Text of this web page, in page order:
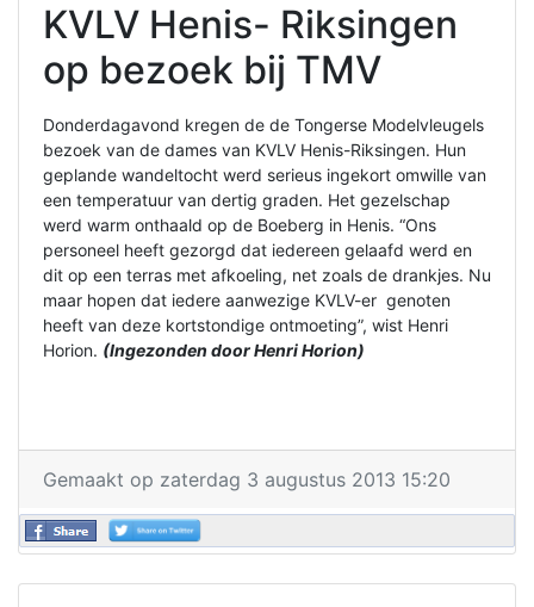
KVLV Henis- Riksingen
op bezoek bij TMV
Donderdagavond kregen de de Tongerse Modelvleugels
bezoek van de dames van KVLV Henis-Riksingen. Hun
geplande wandeltocht werd serieus ingekort omwille van
een temperatuur van dertig graden. Het gezelschap
werd warm onthaald op de Boeberg in Henis. “Ons
personeel heeft gezorgd dat iedereen gelaafd werd en
dit op een terras met afkoeling, net zoals de drankjes. Nu
maar hopen dat iedere aanwezige KVLV-er genoten
heeft van deze kortstondige ontmoeting”, wist Henri
Horion. (Ingezonden door Henri Horion)
Gemaakt op zaterdag 3 augustus 2013 15:20